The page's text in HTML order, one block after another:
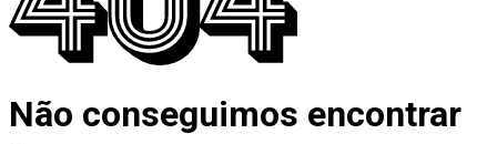
Não conseguimos encontrar